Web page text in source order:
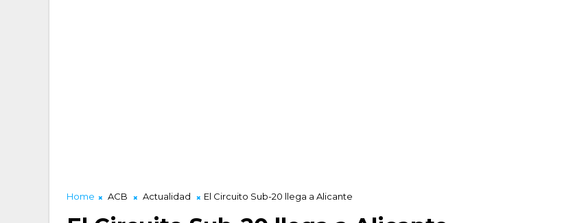
Home ACB Actualidad El Circuito Sub-20 llega a Alicante